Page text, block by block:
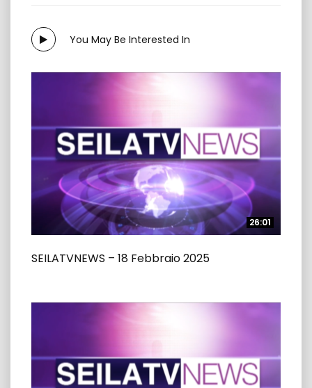
You May Be Interested In
26:01
26:01
SEILATVNEWS – 18 Febbraio 2025